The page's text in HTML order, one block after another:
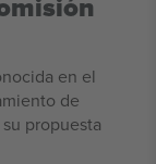
en el
de
propuesta